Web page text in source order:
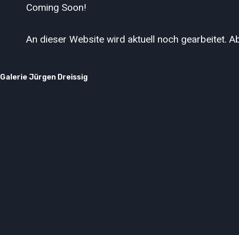
springen
Coming Soon!
An dieser Website wird aktuell noch gearbeitet.
Galerie Jürgen Dreissig